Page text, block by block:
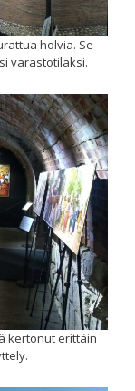
holvia. Se
varastotilaksi.
kertonut erittäin